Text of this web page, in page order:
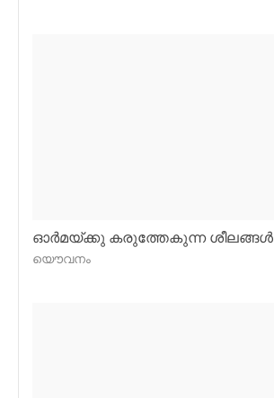
ഓര്‍മയ്ക്കു കരുത്തേകുന്ന ശീലങ്ങള്‍
യൌവനം